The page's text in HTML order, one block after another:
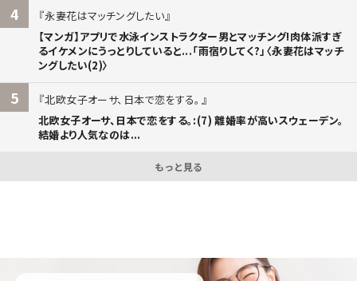
4
永妻花はマッチングしたい
【マンガ】アプリで水泳インストラクター男とマッチング!肉体派すぎ
るイケメンにうっとりしていると...「雨宿りしてく?」〈永妻花はマッチ
ングしたい(2)〉
5
北欧女子オーサ、日本で恋をする。
北欧女子オーサ、日本で恋をする。:(7) 離婚率が高いスウェーデン。
結婚より人気なのは...
もっと見る